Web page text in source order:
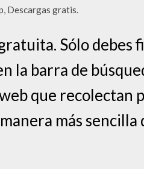
Descargas gratis.
Sólo
la barra de
que recolectan
más